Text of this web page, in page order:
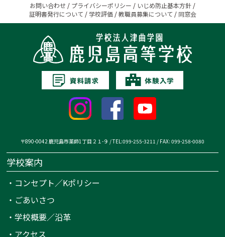
お問い合わせ / プライバシーポリシー / いじめ防止基本方針 /
証明書発行について / 学校評価/教職員募集について / 同窓会
〒890-0042 鹿児島市薬師1丁目２１-９ / TEL:099-255-3211 / FAX: 099-258-0080
学校案内
・ コンセプト／Kポリシー
・ ごあいさつ
・学校概要／沿革
・ アクセス